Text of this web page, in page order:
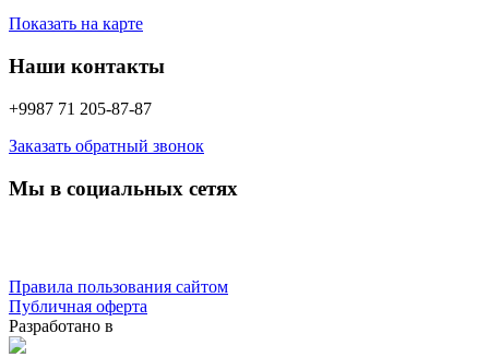
Показать на карте
Наши контакты
+9987 71 205-87-87
Заказать обратный звонок
Мы в социальных сетях
Правила пользования сайтом
Публичная оферта
Разработано в